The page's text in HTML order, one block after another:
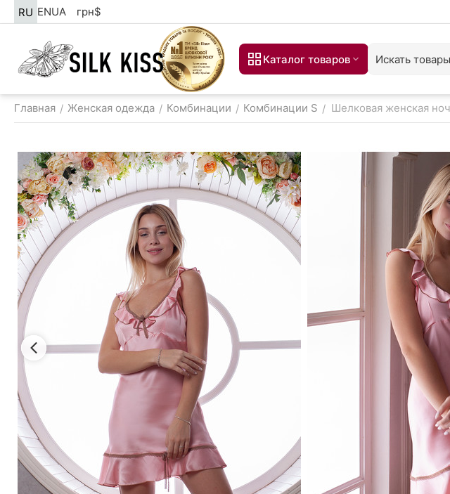
RU ENUA грн$
Каталог товаров
Главная / Женская одежда / Комбинации / Комбинации S / Шелковая женская